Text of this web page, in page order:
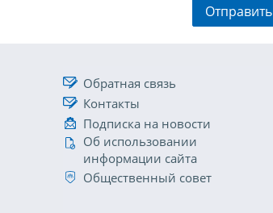
Отправить
Обратная связь
Контакты
Подписка на новости
Об использовании
информации сайта
Общественный совет